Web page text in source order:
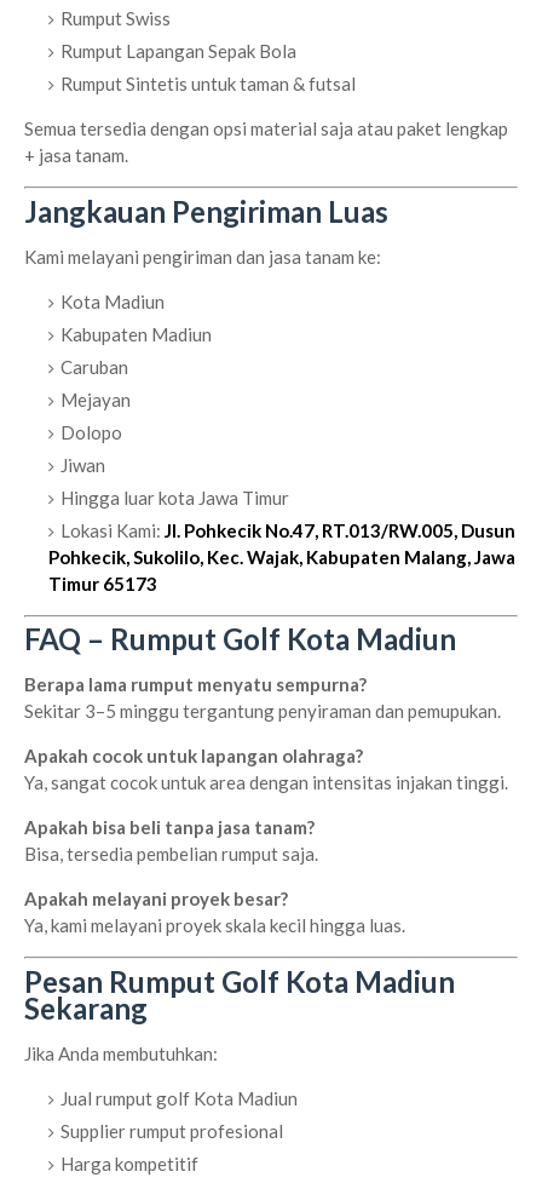
Rumput Swiss
Rumput Lapangan Sepak Bola
Rumput Sintetis untuk taman & futsal
Semua tersedia dengan opsi material saja atau paket lengkap
+ jasa tanam.
Jangkauan Pengiriman Luas
Kami melayani pengiriman dan jasa tanam ke:
Kota Madiun
Kabupaten Madiun
Caruban
Mejayan
Dolopo
Jiwan
Hingga luar kota Jawa Timur
Lokasi Kami: Jl. Pohkecik No.47, RT.013/RW.005, Dusun
Pohkecik, Sukolilo, Kec. Wajak, Kabupaten Malang, Jawa
Timur 65173
FAQ – Rumput Golf Kota Madiun
Berapa lama rumput menyatu sempurna?
Sekitar 3–5 minggu tergantung penyiraman dan pemupukan.
Apakah cocok untuk lapangan olahraga?
Ya, sangat cocok untuk area dengan intensitas injakan tinggi.
Apakah bisa beli tanpa jasa tanam?
Bisa, tersedia pembelian rumput saja.
Apakah melayani proyek besar?
Ya, kami melayani proyek skala kecil hingga luas.
Pesan Rumput Golf Kota Madiun
Sekarang
Jika Anda membutuhkan:
Jual rumput golf Kota Madiun
Supplier rumput profesional
Harga kompetitif